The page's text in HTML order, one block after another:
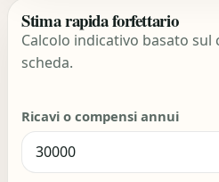
Stima rapida forfettario
Calcolo indicativo basato
scheda.
Ricavi o compensi annui